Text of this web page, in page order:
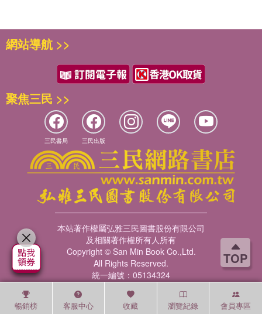
TOP
暢銷榜 客服中心 收藏 瀏覽紀錄 會員專區
網站導航 >>
聚焦三民 >>
三民書局 三民出版
本站著作權屬弘雅三民圖書股份有限公司
及相關著作權所有人所有
Copyright © San Min Book Co.,Ltd.
All Rights Reserved.
統一編號：05134324